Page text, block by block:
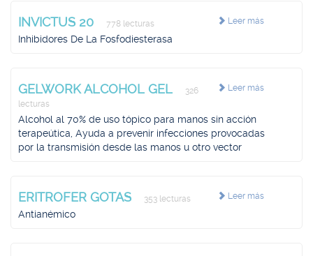
Leer más
INVICTUS 20 778 lecturas
Inhibidores De La Fosfodiesterasa
Leer más
GELWORK ALCOHOL GEL
326
lecturas
Alcohol al 70% de uso tópico para manos sin acción
terapeútica, Ayuda a prevenir infecciones provocadas
por la transmisión desde las manos u otro vector
Leer más
ERITROFER GOTAS 353 lecturas
Antianémico